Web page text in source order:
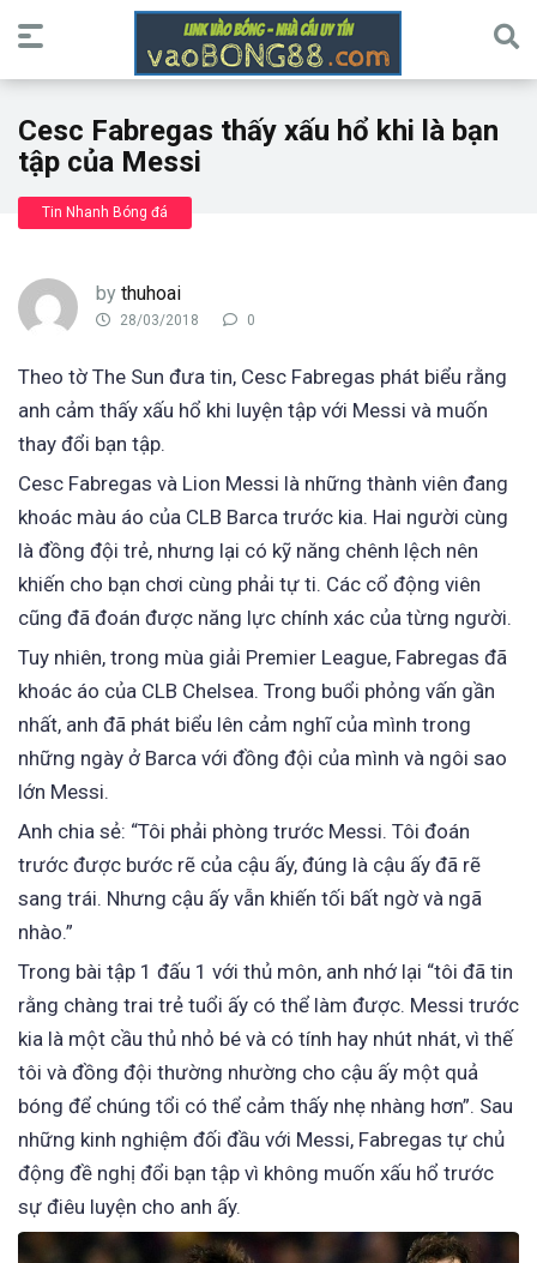
Cesc Fabregas thấy xấu hổ khi là bạn
tập của Messi
Tin Nhanh Bóng đá
by thuhoai
28/03/2018 0
Theo tờ The Sun đưa tin, Cesc Fabregas phát biểu rằng
anh cảm thấy xấu hổ khi luyện tập với Messi và muốn
thay đổi bạn tập.
Cesc Fabregas và Lion Messi là những thành viên đang
khoác màu áo của CLB Barca trước kia. Hai người cùng
là đồng đội trẻ, nhưng lại có kỹ năng chênh lệch nên
khiến cho bạn chơi cùng phải tự ti. Các cổ động viên
cũng đã đoán được năng lực chính xác của từng người.
Tuy nhiên, trong mùa giải Premier League, Fabregas đã
khoác áo của CLB Chelsea. Trong buổi phỏng vấn gần
nhất, anh đã phát biểu lên cảm nghĩ của mình trong
những ngày ở Barca với đồng đội của mình và ngôi sao
lớn Messi.
Anh chia sẻ: “Tôi phải phòng trước Messi. Tôi đoán
trước được bước rẽ của cậu ấy, đúng là cậu ấy đã rẽ
sang trái. Nhưng cậu ấy vẫn khiến tối bất ngờ và ngã
nhào.”
Trong bài tập 1 đấu 1 với thủ môn, anh nhớ lại “tôi đã tin
rằng chàng trai trẻ tuổi ấy có thể làm được. Messi trước
kia là một cầu thủ nhỏ bé và có tính hay nhút nhát, vì thế
tôi và đồng đội thường nhường cho cậu ấy một quả
bóng để chúng tổi có thể cảm thấy nhẹ nhàng hơn”. Sau
những kinh nghiệm đối đầu với Messi, Fabregas tự chủ
động đề nghị đổi bạn tập vì không muốn xấu hổ trước
sự điêu luyện cho anh ấy.